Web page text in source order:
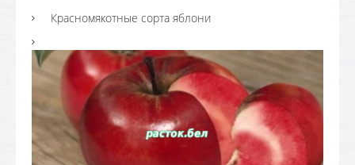
Красномякотные сорта яблони